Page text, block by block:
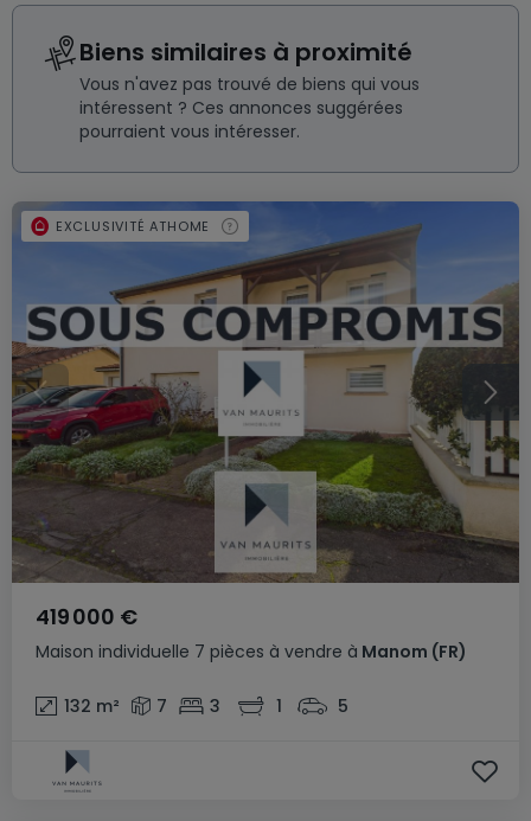
Biens similaires à proximité
Vous n'avez pas trouvé de biens qui vous
intéressent ? Ces annonces suggérées
pourraient vous intéresser.
Maison individuelle 7 pièces à vendre à Manom (FR)
419 000 €
132 m² 7 3 1 5
EXCLUSIVITÉ ATHOME